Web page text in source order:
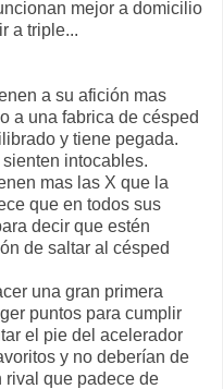
mejor a domicilio
a triple...
a su afición mas
a una fabrica de césped
y tiene pegada.
intocables.
mas las X que la
que en todos sus
decir que estén
de saltar al césped
una gran primera
puntos para cumplir
el pie del acelerador
y no deberían de
rival que padece de